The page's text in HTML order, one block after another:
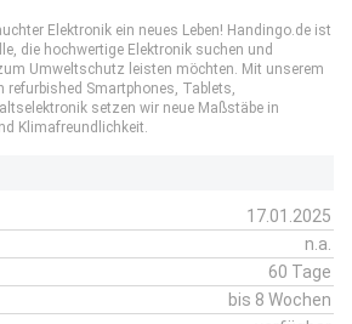
Elektronik ein neues Leben! Handingo.de ist
die hochwertige Elektronik suchen und
Umweltschutz leisten möchten. Mit unserem
refurbished Smartphones, Tablets,
setzen wir neue Maßstäbe in
Klimafreundlichkeit.
17.01.2025
n.a.
60 Tage
bis 8 Wochen